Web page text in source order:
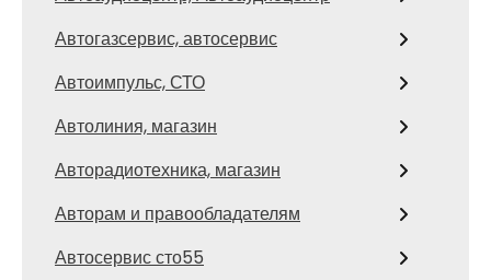
Автогазсервис, автосервис
Автоимпульс, СТО
Автолиния, магазин
Авторадиотехника, магазин
Авторам и правообладателям
Автосервис сто55